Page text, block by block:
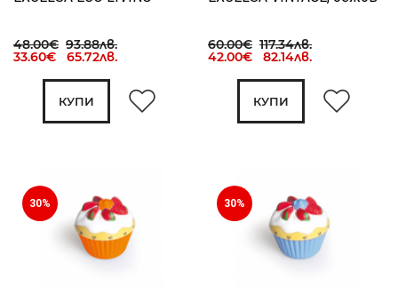
48.00€ 93.88лв.
33.60€ 65.72лв.
КУПИ
60.00€ 117.34лв.
42.00€ 82.14лв.
КУПИ
30% 30%